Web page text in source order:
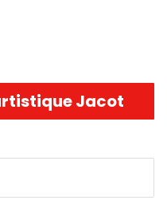
Jacot